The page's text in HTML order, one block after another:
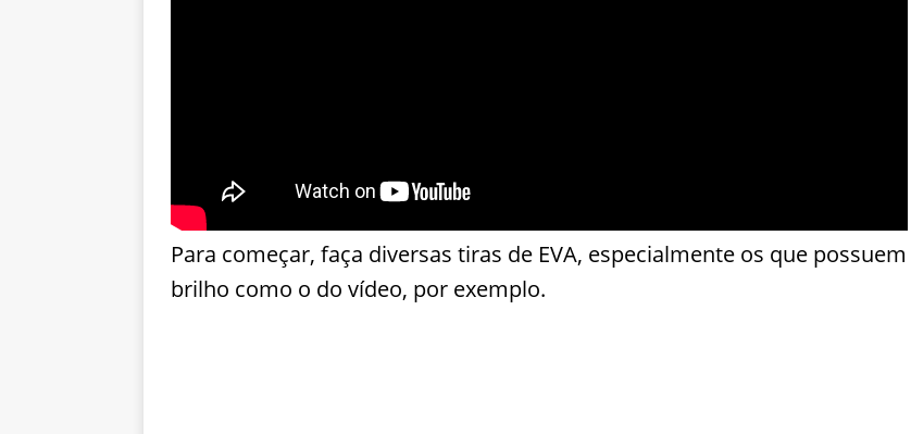
Para começar, faça diversas tiras de EVA, especialmente os que possuem
brilho como o do vídeo, por exemplo.